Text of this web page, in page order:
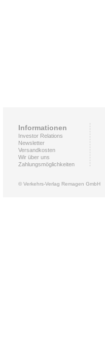
Informationen
Investor Relations
Newsletter
Versandkosten
Wir über uns
Zahlungsmöglichkeiten
© Verkehrs-Verlag Remagen GmbH